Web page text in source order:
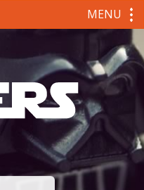
MENU